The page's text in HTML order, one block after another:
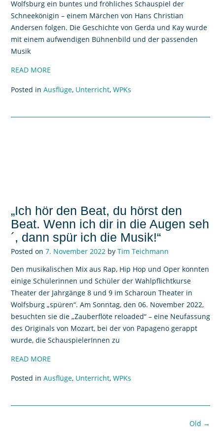
Wolfsburg ein buntes und fröhliches Schauspiel der
Schneekönigin – einem Märchen von Hans Christian
Andersen folgen. Die Geschichte von Gerda und Kay wurde
mit einem aufwendigen Bühnenbild und der passenden
Musik
READ MORE
Posted in Ausflüge, Unterricht, WPKs
„Ich hör den Beat, du hörst den
Beat. Wenn ich dir in die Augen seh
´, dann spür ich die Musik!“
Posted on 7. November 2022 by Tim Teichmann
Den musikalischen Mix aus Rap, Hip Hop und Oper konnten
einige Schülerinnen und Schüler der Wahlpflichtkurse
Theater der Jahrgänge 8 und 9 im Scharoun Theater in
Wolfsburg „spüren“. Am Sonntag, den 06. November 2022,
besuchten sie die „Zauberflöte reloaded“ – eine Neufassung
des Originals von Mozart, bei der von Papageno gerappt
wurde, die SchauspielerInnen zu
READ MORE
Posted in Ausflüge, Unterricht, WPKs
Old →